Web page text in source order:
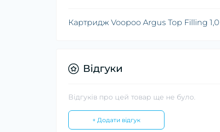
Картридж Voopoo Argus Top Filling
Відгуки
Відгуків про цей товар ще не було.
+ Додати відгук